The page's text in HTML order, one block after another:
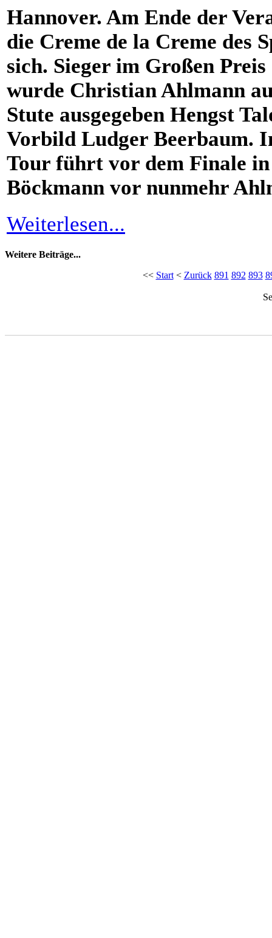
Hannover. Am Ende der
die Creme de la Creme des
sich. Sieger im Großen
wurde Christian Ahlmann
Stute ausgegeben Hengst
Vorbild Ludger Beerbaum.
Tour führt vor dem Finale
Böckmann vor nunmehr
Weiterlesen...
Weitere Beiträge...
<< Start< Zurück 891 892 893